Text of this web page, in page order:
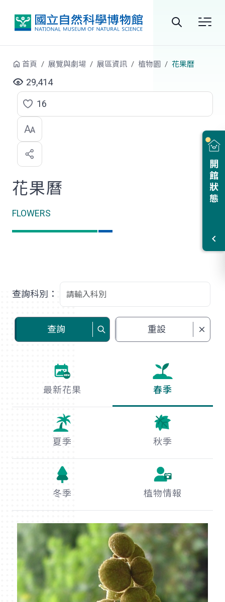
站
尋
開館狀態
首頁 展覽與劇場 展區資訊 植物園 花果曆
29,414
點
選
喜
歡
16
花果曆
FLOWERS
查詢科別：
查詢 重設
最新花果 春季
夏季 秋季
冬季 植物情報